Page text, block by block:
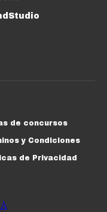
de concursos
y Condiciones
de Privacidad